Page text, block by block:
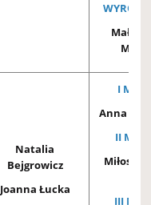
Natalia
Bejgrowicz
Joanna Łucka
I
Anna
II
Miłosz
III